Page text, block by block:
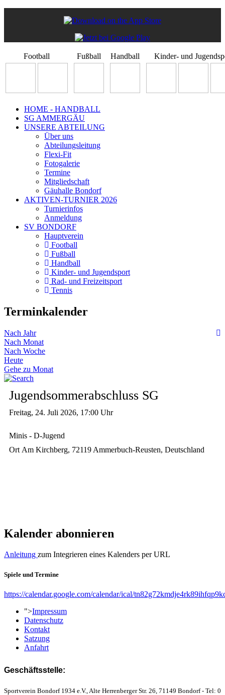
Football Fußball Handball Kinder- und
HOME - HANDBALL
SG AMMERGÄU
UNSERE ABTEILUNG
Über uns
Abteilungsleitung
Flexi-Fit
Fotogalerie
Termine
Mitgliedschaft
Gäuhalle Bondorf
AKTIVEN-TURNIER 2026
Turnierinfos
Anmeldung
SV BONDORF
Hauptverein
Football
Fußball
Handball
Kinder- und Jugendsport
Rad- und Freizeitsport
Tennis
Terminkalender
Nach Jahr
Nach Monat
Nach Woche
Heute
Gehe zu Monat
Jugendsommerabschluss SG
Freitag, 24. Juli 2026, 17:00 Uhr
Minis - D-Jugend
Ort Am Kirchberg, 72119 Ammerbuch-Reusten, Deutschland
Kalender abonnieren
Anleitung zum Integrieren eines Kalenders per URL
Spiele und Termine
https://calendar.google.com/calendar/ical/
">Impressum
Datenschutz
Kontakt
Satzung
Anfahrt
Geschäftsstelle:
Sportverein Bondorf 1934 e.V., Alte Herrenberger Str. 26, 71149 Bondorf - Tel: 0